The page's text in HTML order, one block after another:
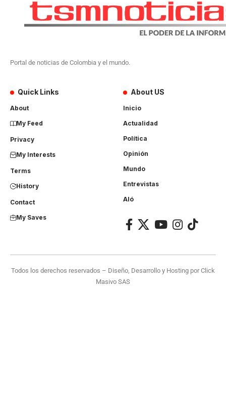
Portal de noticias de Colombia y el mundo.
Quick Links
About
My Feed
Privacy
My Interests
Terms
History
Contact
My Saves
About US
Inicio
Actualidad
Política
Opinión
Mundo
Entrevistas
Aló
Todos los derechos reservados – Diseño, Desarrollo y Hosting porClick
Masivo SAS